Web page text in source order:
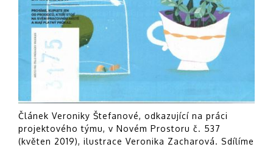
Článek Veroniky Štefanové, odkazující na práci
projektového týmu, v Novém Prostoru č. 537
(květen 2019), ilustrace Veronika Zacharová. Sdílíme